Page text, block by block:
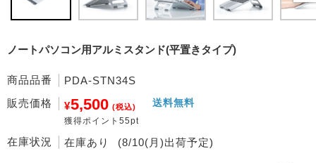
ノートパソコン用アルミスタンド(平置きタイプ)
商品品番
PDA-STN34S
販売価格
¥5,500 (税込)
獲得ポイント55pt
送料無料
在庫状況 在庫あり (8/10(月)出荷予定)